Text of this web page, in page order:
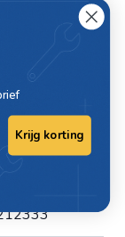
Krijg korting